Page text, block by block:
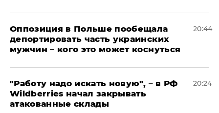
Оппозиция в Польше пообещала
депортировать часть украинских
мужчин – кого это может коснуться
20:44
"Работу надо искать новую", – в РФ
Wildberries начал закрывать
атакованные склады
20:24